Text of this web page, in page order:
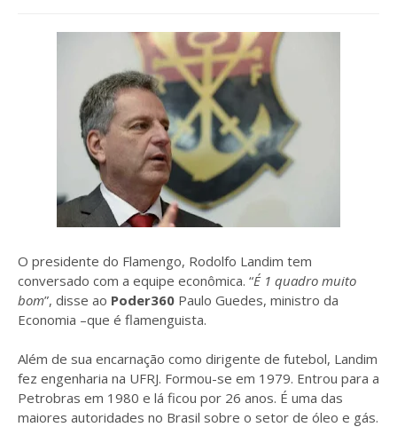
O presidente do Flamengo, Rodolfo Landim tem
conversado com a equipe econômica. “É 1 quadro muito
bom”, disse ao Poder360 Paulo Guedes, ministro da
Economia –que é flamenguista.
Além de sua encarnação como dirigente de futebol, Landim
fez engenharia na UFRJ. Formou-se em 1979. Entrou para a
Petrobras em 1980 e lá ficou por 26 anos. É uma das
maiores autoridades no Brasil sobre o setor de óleo e gás.